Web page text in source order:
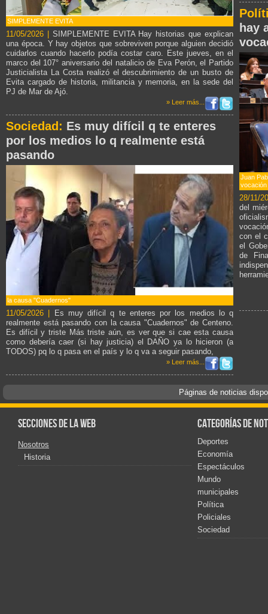
SIMPLEMENTE EVITA
11/05/2026 | SIMPLEMENTE EVITA Hay historias que explican
una época. Y hay objetos que sobreviven porque alguien decidió
cuidarlos cuando hacerlo podía costar caro. Este jueves, en el
marco del 107° aniversario del natalicio de Eva Perón, el Partido
Justicialista La Costa realizó el descubrimiento de un busto de
Evita cargado de historia, militancia y memoria, en la sede del
PJ de Mar de Ajó.
» Leer más...
Sociedad: Es muy difícil q te enteres
por los medios lo q realmente está
pasando
la causa "Cuadernos"
11/05/2026 |
Es muy difícil q te enteres por los medios lo q
realmente está pasando con la causa "Cuadernos" de Centeno.
Es difícil y triste Más triste aún, es ver que si cae esta causa
como debería caer (si hay justicia) el DAÑO ya lo hicieron (a
TODOS) pq lo q pasa en el país y lo q va a seguir pasando,
» Leer más...
hay
Juan
vocación
28/11/
del
con el
el
de
Páginas de noticias
Secciones de la web
Nosotros
Historia
Categorías de
Deportes
Economía
Espectáculos
Mundo
municipales
Política
Policiales
Sociedad